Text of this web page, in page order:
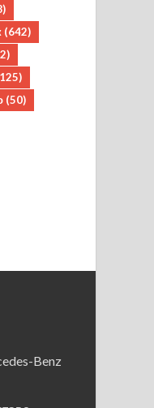
(642)
(50)
Benz